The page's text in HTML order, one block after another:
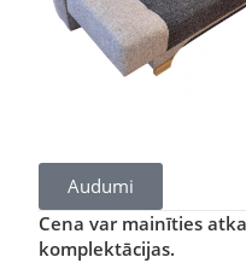
Audumi
Cena var mainīties
komplektācijas.